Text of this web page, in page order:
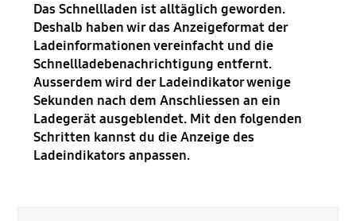
Das Schnellladen ist alltäglich geworden.
Deshalb haben wir das Anzeigeformat der
Ladeinformationen vereinfacht und die
Schnellladebenachrichtigung entfernt.
Ausserdem wird der Ladeindikator wenige
Sekunden nach dem Anschliessen an ein
Ladegerät ausgeblendet. Mit den folgenden
Schritten kannst du die Anzeige des
Ladeindikators anpassen.